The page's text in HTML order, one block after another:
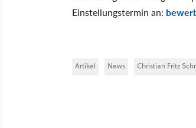
Einstellungstermin an:
Artikel News Christian Fritz